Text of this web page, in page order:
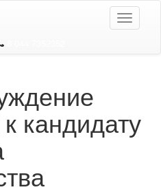
Toggle
кандидату